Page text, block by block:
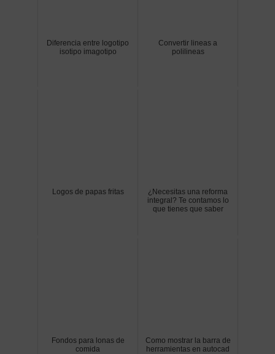
Diferencia entre logotipo
isotipo imagotipo
Convertir lineas a
polilineas
Logos de papas fritas
¿Necesitas una reforma
integral? Te contamos lo
que tienes que saber
Fondos para lonas de
comida
Como mostrar la barra de
herramientas en autocad